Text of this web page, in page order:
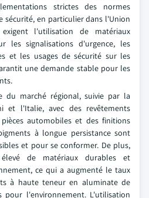
strictes des normes
sécurité, en particulier dans l'Union
l'utilisation de matériaux
les signalisations d'urgence, les
et les usages de sécurité sur les
une demande stable pour les
du marché régional, suivie par la
et l'Italie, avec des revêtements
automobiles et des finitions
à longue persistance sont
et pour se conformer. De plus,
de matériaux durables et
ce qui a augmenté le taux
à haute teneur en aluminate de
pour l'environnement. L'utilisation